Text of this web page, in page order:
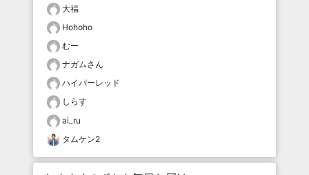
大福
Hohoho
むー
ナガムさん
ハイパーレッド
しらす
ai_ru
タムケン2